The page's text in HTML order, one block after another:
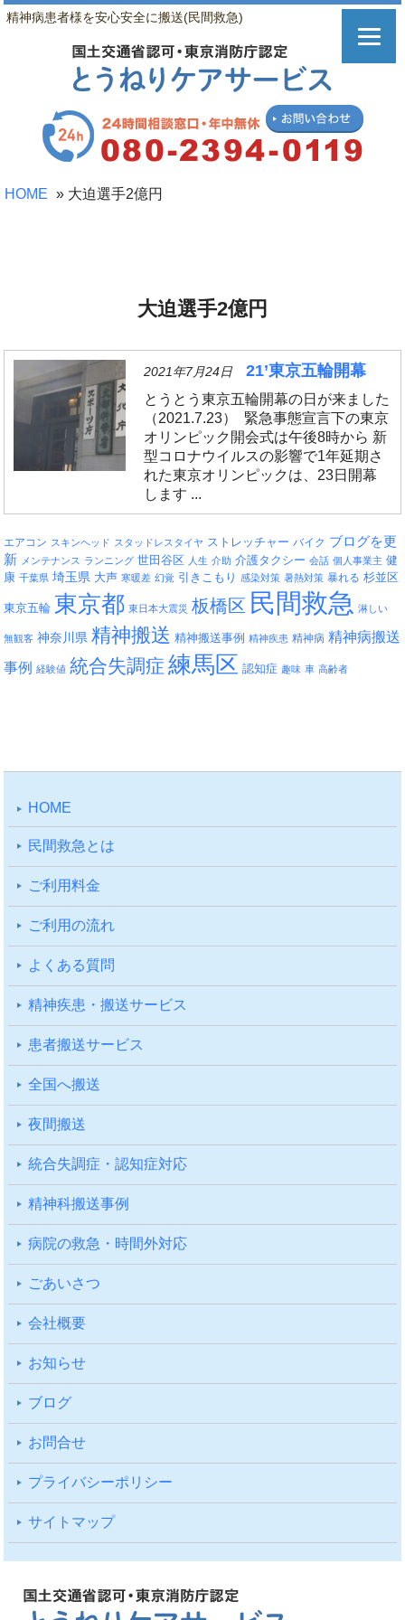
精神病患者様を安心安全に搬送(民間救急)
HOME » 大迫選手2億円
大迫選手2億円
2021年7月24日 21’東京五輪開幕
とうとう東京五輪開幕の日が来ました
（2021.7.23） 緊急事態宣言下の東京
オリンピック開会式は午後8時から 新
型コロナウイルスの影響で1年延期さ
れた東京オリンピックは、23日開幕
します ...
エアコン スキンヘッド スタッドレスタイヤ ストレッチャー バイク ブログを更
新 メンテナンス ランニング 世田谷区 人生 介助 介護タクシー 会話 個人事業主 健
康 千葉県 埼玉県 大声 寒暖差 幻覚 引きこもり 感染対策 暑熱対策 暴れる 杉並区
東京五輪 東京都 東日本大震災 板橋区 民間救急 淋しい
無観客 神奈川県 精神搬送 精神搬送事例 精神疾患 精神病 精神病搬送
事例
経験値 統合失調症 練馬区 認知症 趣味 車 高齢者
HOME
⺠間救急とは
ご利⽤料⾦
ご利⽤の流れ
よくある質問
精神疾患・搬送サービス
患者搬送サービス
全国へ搬送
夜間搬送
統合失調症・認知症対応
精神科搬送事例
病院の救急・時間外対応
ごあいさつ
会社概要
お知らせ
ブログ
お問合せ
プライバシーポリシー
サイトマップ